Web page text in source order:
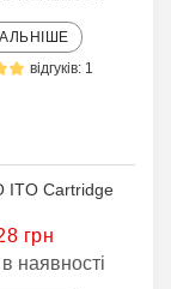
відгуків: 1
ITO Cartridge
грн
наявності